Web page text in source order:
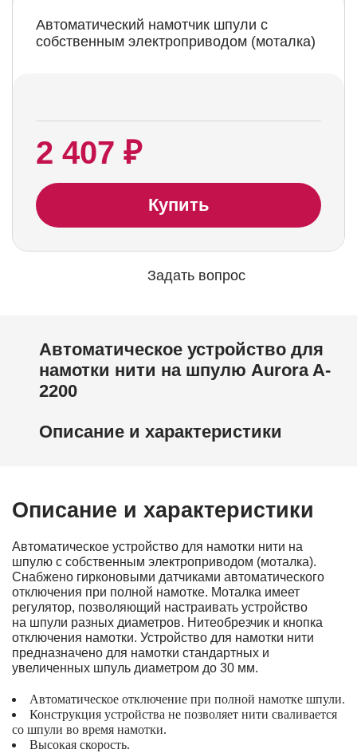
Автоматический намотчик шпули с
собственным электроприводом (моталка)
2 407 ₽
Купить
Задать вопрос
Автоматическое устройство для
намотки нити на шпулю Aurora A-
2200
Описание и характеристики
Описание и характеристики
Автоматическое устройство для намотки нити на
шпулю с собственным электроприводом (моталка).
Снабжено гирконовыми датчиками автоматического
отключения при полной намотке. Моталка имеет
регулятор, позволяющий настраивать устройство
на шпули разных диаметров. Нитеобрезчик и кнопка
отключения намотки. Устройство для намотки нити
предназначено для намотки стандартных и
увеличенных шпуль диаметром до 30 мм.
Автоматическое отключение при полной намотке шпули.
Конструкция устройства не позволяет нити сваливается
со шпули во время намотки.
Высокая скорость.